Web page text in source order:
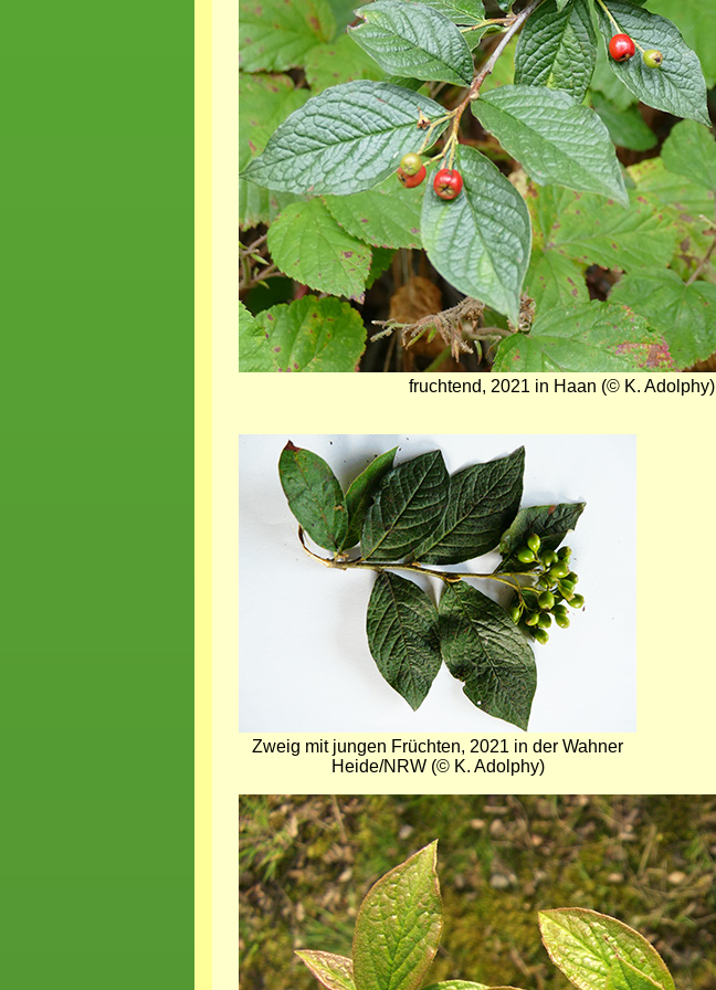
fruchtend, 2021 in Haan (© K. Adolphy)
Zweig mit jungen Früchten, 2021 in der Wahner
Heide/NRW (© K. Adolphy)
Bild